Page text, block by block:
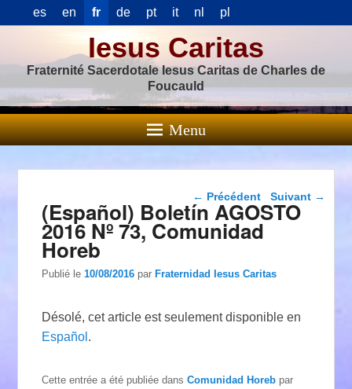
es en fr de pt it nl pl
Iesus Caritas
Fraternité Sacerdotale Iesus Caritas de Charles de
Foucauld
Menu
Navigation dans les
articles
← Précédent Suivant →
(Español) Boletín AGOSTO
2016 Nº 73, Comunidad
Horeb
Publié le10/08/2016 parFraternidad Iesus Caritas
Désolé, cet article est seulement disponible en
Español .
Cette entrée a été publiée dansComunidad Horeb par